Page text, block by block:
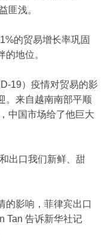
匪浅。
的贸易增长率巩固
地位。
19）疫情对贸易的影
。来自越南南部平顺
中国市场给了他巨大
出口我们新鲜、甜
的影响，菲律宾出口
Tan 告诉新华社记